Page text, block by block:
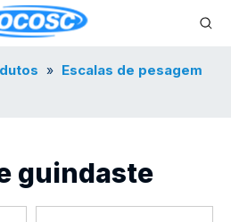
» Escalas de pesagem
guindaste